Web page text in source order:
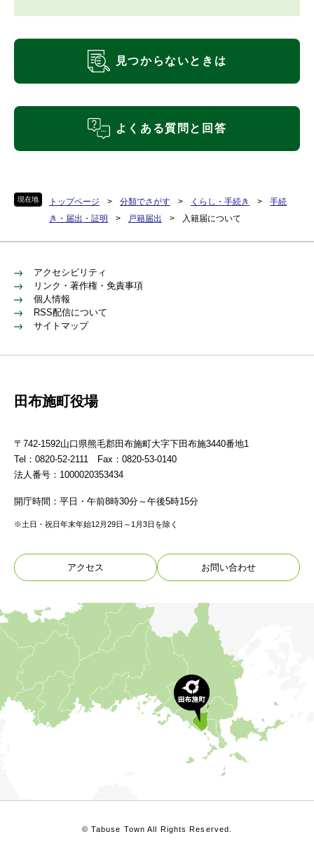
現在地 トップページ > 分類でさがす > くらし・手続き >
手続
き・届出・証明
> 戸籍届出 > 入籍届について
見つからないときは
よくある質問と回答
アクセシビリティ
リンク・著作権・免責事項
個人情報
RSS配信について
サイトマップ
田布施町役場
〒742-1592山口県熊毛郡田布施町大字下田布施3440番地1
Tel：0820-52-2111 Fax：0820-53-0140
法人番号：1000020353434
開庁時間：平日・午前8時30分～午後5時15分
※土日・祝日年末年始12月29日～1月3日を除く
アクセス お問い合わせ
© Tabuse Town All Rights Reserved.